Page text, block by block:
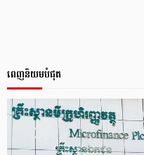
ពេញនិយមបំផុត